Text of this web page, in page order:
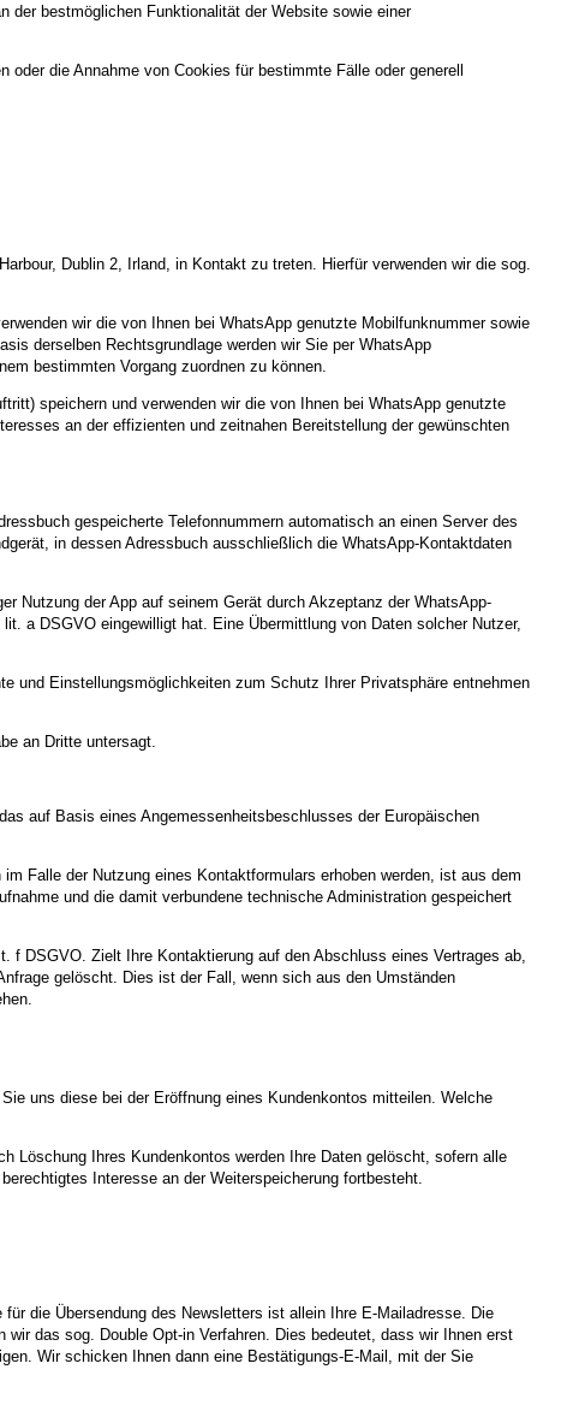
der bestmöglichen Funktionalität der Website sowie einer
die Annahme von Cookies für bestimmte Fälle oder generell
Dublin 2, Irland, in Kontakt zu treten. Hierfür verwenden wir die sog.
wir die von Ihnen bei WhatsApp genutzte Mobilfunknummer sowie
derselben Rechtsgrundlage werden wir Sie per WhatsApp
bestimmten Vorgang zuordnen zu können.
speichern und verwenden wir die von Ihnen bei WhatsApp genutzte
an der effizienten und zeitnahen Bereitstellung der gewünschten
gespeicherte Telefonnummern automatisch an einen Server des
in dessen Adressbuch ausschließlich die WhatsApp-Kontaktdaten
Nutzung der App auf seinem Gerät durch Akzeptanz der WhatsApp-
a DSGVO eingewilligt hat. Eine Übermittlung von Daten solcher Nutzer,
und Einstellungsmöglichkeiten zum Schutz Ihrer Privatsphäre entnehmen
an Dritte untersagt.
auf Basis eines Angemessenheitsbeschlusses der Europäischen
Falle der Nutzung eines Kontaktformulars erhoben werden, ist aus dem
und die damit verbundene technische Administration gespeichert
f DSGVO. Zielt Ihre Kontaktierung auf den Abschluss eines Vertrages ab,
gelöscht. Dies ist der Fall, wenn sich aus den Umständen
uns diese bei der Eröffnung eines Kundenkontos mitteilen. Welche
Löschung Ihres Kundenkontos werden Ihre Daten gelöscht, sofern alle
Interesse an der Weiterspeicherung fortbesteht.
die Übersendung des Newsletters ist allein Ihre E-Mailadresse. Die
das sog. Double Opt-in Verfahren. Dies bedeutet, dass wir Ihnen erst
Wir schicken Ihnen dann eine Bestätigungs-E-Mail, mit der Sie